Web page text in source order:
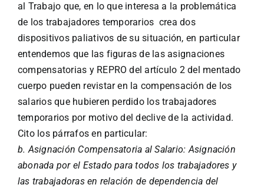
al Trabajo que, en lo que interesa a la problemática
de los trabajadores temporarios crea dos
dispositivos paliativos de su situación, en particular
entendemos que las figuras de las asignaciones
compensatorias y REPRO del artículo 2 del mentado
cuerpo pueden revistar en la compensación de los
salarios que hubieren perdido los trabajadores
temporarios por motivo del declive de la actividad.
Cito los párrafos en particular:
b. Asignación Compensatoria al Salario: Asignación
abonada por el Estado para todos los trabajadores y
las trabajadoras en relación de dependencia del